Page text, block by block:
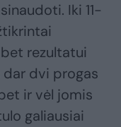
Iki 11-
rezultatui
dar dvi progas
ir vėl jomis
galiausiai